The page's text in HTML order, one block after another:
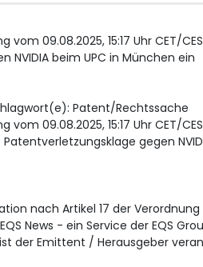
09.08.2025, 15:17 Uhr CET/
NVIDIA beim UPC in München ein
Patent/Rechtssache
09.08.2025, 15:17 Uhr CET/
gegen
nach Artikel 17 der Verordnung
News - ein Service der EQS
der Emittent / Herausgeber